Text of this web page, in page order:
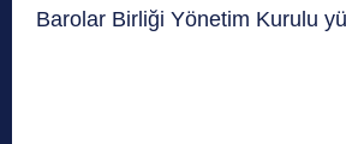
Barolar Birliği Yönetim Kurulu